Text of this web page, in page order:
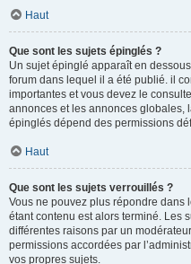
Haut
Que sont les sujets épinglés ?
Un sujet épinglé apparaît en
forum dans lequel il a été publié. il
importantes et vous devez le
annonces et les annonces globales,
épinglés dépend des permissions
Haut
Que sont les sujets verrouillés ?
Vous ne pouvez plus répondre dans
étant contenu est alors terminé. Les
différentes raisons par un
permissions accordées par
vos propres sujets.